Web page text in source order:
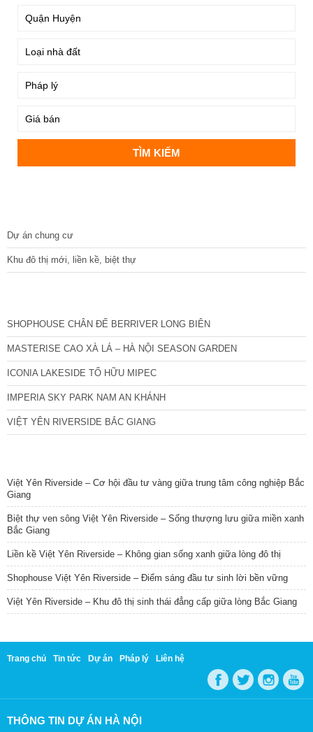
Dự án chung cư
Khu đô thị mới, liền kề, biệt thự
SHOPHOUSE CHÂN ĐẾ BERRIVER LONG BIÊN
MASTERISE CAO XÀ LÁ – HÀ NỘI SEASON GARDEN
ICONIA LAKESIDE TỐ HỮU MIPEC
IMPERIA SKY PARK NAM AN KHÁNH
VIỆT YÊN RIVERSIDE BẮC GIANG
Việt Yên Riverside – Cơ hội đầu tư vàng giữa trung tâm công nghiệp Bắc
Giang
Biệt thự ven sông Việt Yên Riverside – Sống thượng lưu giữa miền xanh
Bắc Giang
Liền kề Việt Yên Riverside – Không gian sống xanh giữa lòng đô thị
Shophouse Việt Yên Riverside – Điểm sáng đầu tư sinh lời bền vững
Việt Yên Riverside – Khu đô thị sinh thái đẳng cấp giữa lòng Bắc Giang
Trang chủ Tin tức Dự án Pháp lý Liên hệ
THÔNG TIN DỰ ÁN HÀ NỘI